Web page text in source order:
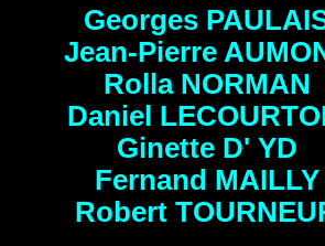
Georges
Jean-Pierre
Rolla NORMAN
Daniel
Ginette D' YD
Fernand MAILLY
Robert